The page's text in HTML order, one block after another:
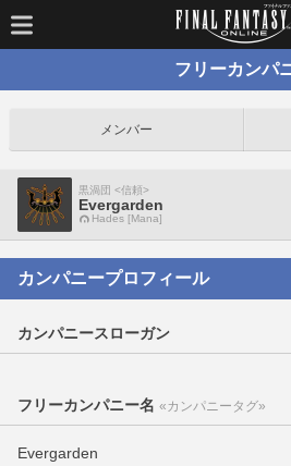
フリーカンパ
メンバー
黒渦団 <信頼>
Evergarden
Hades [Mana]
カンパニープロフィール
カンパニースローガン
フリーカンパニー名 «カンパニータグ»
Evergarden